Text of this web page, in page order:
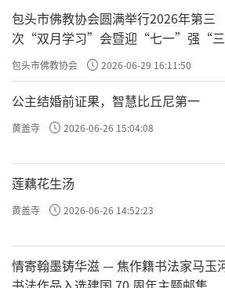
包头市佛教协会圆满举行2026年第三
次“双月学习”会暨迎“七一”强“三
爱”主题书画笔会
包头市佛教协会 2026-06-29 16:11:50
公主结婚前证果，智慧比丘尼第一
黄盖寺 2026-06-26 15:04:08
莲藕花生汤
黄盖寺 2026-06-26 14:52:23
情寄翰墨铸华滋 — 焦作籍书法家马玉河